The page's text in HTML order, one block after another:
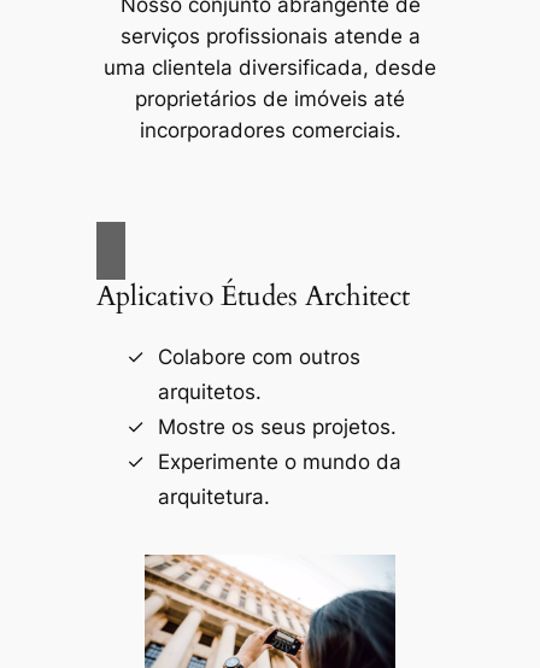
Nosso conjunto abrangente de
serviços profissionais atende a
uma clientela diversificada, desde
proprietários de imóveis até
incorporadores comerciais.
Aplicativo Études Architect
Colabore com outros
arquitetos.
Mostre os seus projetos.
Experimente o mundo da
arquitetura.